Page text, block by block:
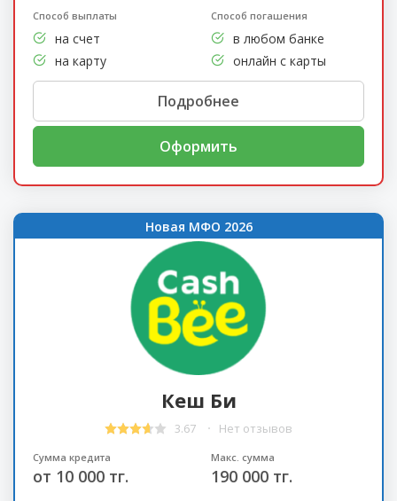
Способ выплаты
на счет
на карту
Способ погашения
в любом банке
онлайн с карты
Подробнее
Оформить
Новая МФО 2026
Кеш Би
3.67 Нет отзывов
Сумма кредита
от 10 000 тг.
Макс. сумма
190 000 тг.